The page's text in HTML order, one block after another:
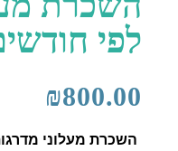
לפי
₪800.00